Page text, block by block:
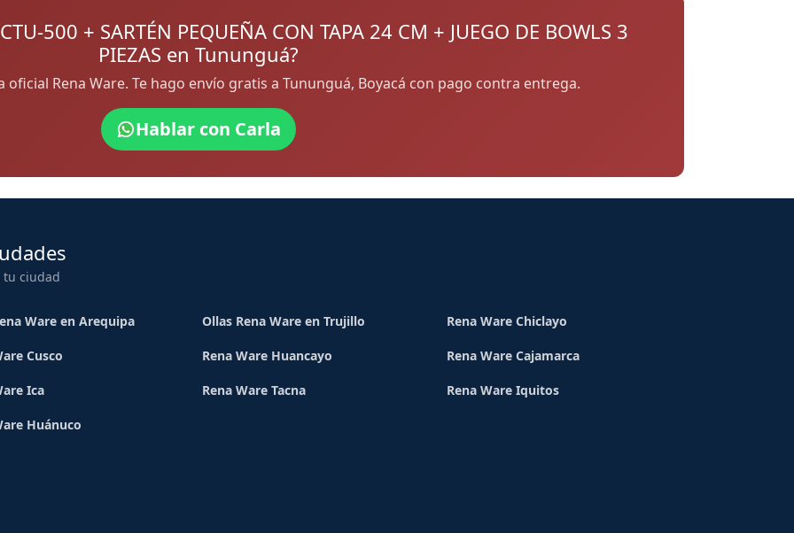
500 + SARTÉN PEQUEÑA CON TAPA 24 CM + JUEGO DE BOWLS 3
PIEZAS en Tununguá?
oficial Rena Ware. Te hago envío gratis a Tununguá, Boyacá con pago contra entrega.
Hablar con Carla
tu ciudad
Ware en Arequipa Ollas Rena Ware en Trujillo Rena Ware Chiclayo
Cusco Rena Ware Huancayo Rena Ware Cajamarca
Ica Rena Ware Tacna Rena Ware Iquitos
Huánuco